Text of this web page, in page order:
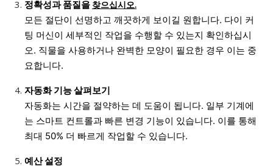
정확성과 품질을 찾으십시오.
모든 절단이 선명하고 깨끗하게 보이길 원합니다. 다이 커
팅 머신이 세부적인 작업을 수행할 수 있는지 확인하십시
오. 직물을 사용하거나 완벽한 모양이 필요한 경우 이는 중
요합니다.
자동화 기능 살펴보기
자동화는 시간을 절약하는 데 도움이 됩니다. 일부 기계에
는 스마트 컨트롤과 빠른 변경 기능이 있습니다. 이를 통해
최대 50% 더 빠르게 작업할 수 있습니다.
예산 설정